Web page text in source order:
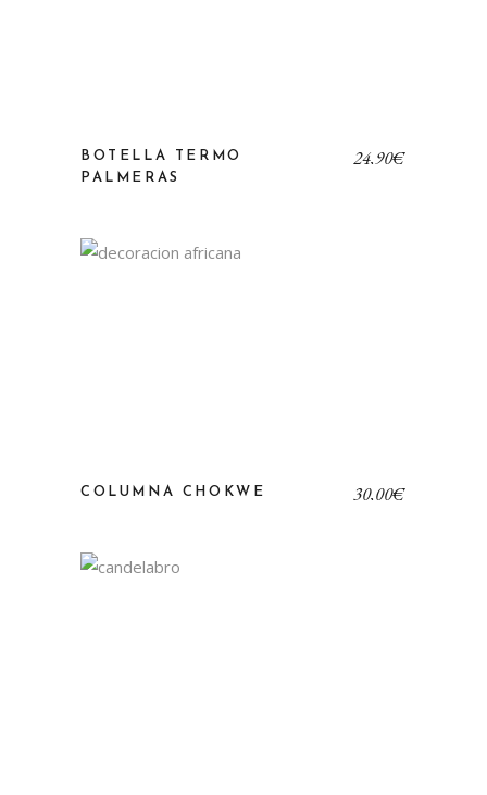
BOTELLA TERMO
PALMERAS
24,90€
COLUMNA CHOKWE 30,00€